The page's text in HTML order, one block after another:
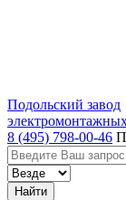
Подольский завод
8 (495) 798-00-46